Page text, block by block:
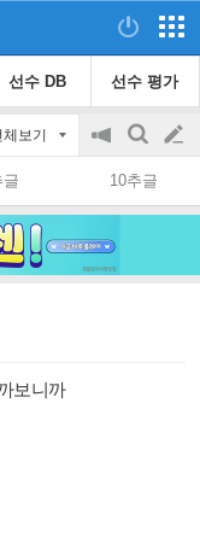
선수 DB 선수 평가
체보기
공
지
on/off
검
색
글
쓰
글 10추글
보니까